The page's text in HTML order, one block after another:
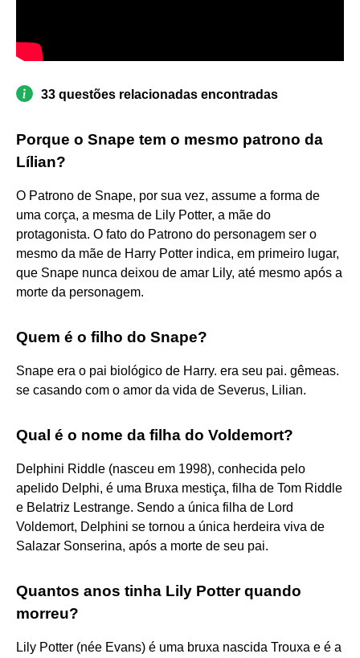
33 questões relacionadas encontradas
Porque o Snape tem o mesmo patrono da
Lílian?
O Patrono de Snape, por sua vez, assume a forma de
uma corça, a mesma de Lily Potter, a mãe do
protagonista. O fato do Patrono do personagem ser o
mesmo da mãe de Harry Potter indica, em primeiro lugar,
que Snape nunca deixou de amar Lily, até mesmo após a
morte da personagem.
Quem é o filho do Snape?
Snape era o pai biológico de Harry. era seu pai. gêmeas.
se casando com o amor da vida de Severus, Lilian.
Qual é o nome da filha do Voldemort?
Delphini Riddle (nasceu em 1998), conhecida pelo
apelido Delphi, é uma Bruxa mestiça, filha de Tom Riddle
e Belatriz Lestrange. Sendo a única filha de Lord
Voldemort, Delphini se tornou a única herdeira viva de
Salazar Sonserina, após a morte de seu pai.
Quantos anos tinha Lily Potter quando
morreu?
Lily Potter (née Evans) é uma bruxa nascida Trouxa e é a